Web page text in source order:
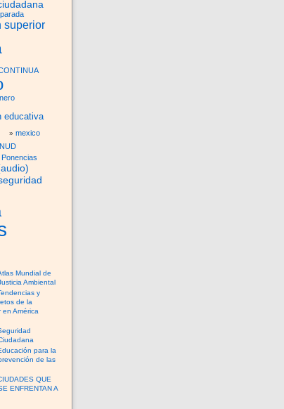
superior
educativa
mexico
Ponencias
Mundial de
Ambiental
y
de la
en América
para la
de las
QUE
ENFRENTAN A